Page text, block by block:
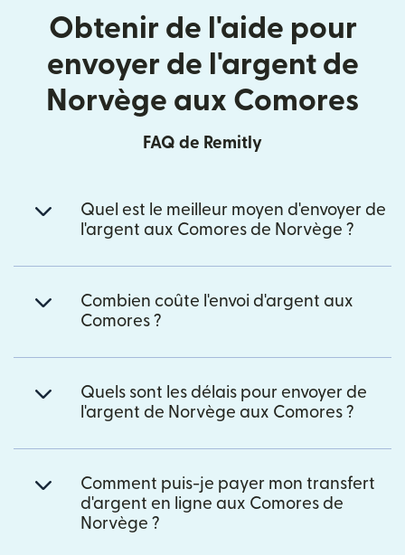
Obtenir de l'aide pour
envoyer de l'argent de
Norvège aux Comores
FAQ de Remitly
Quel est le meilleur moyen d'envoyer de
l'argent aux Comores de Norvège ?
Combien coûte l'envoi d'argent aux
Comores ?
Quels sont les délais pour envoyer de
l'argent de Norvège aux Comores ?
Comment puis-je payer mon transfert
d'argent en ligne aux Comores de
Norvège ?